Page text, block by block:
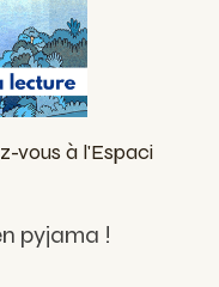
vous à l'Espaci
pyjama !